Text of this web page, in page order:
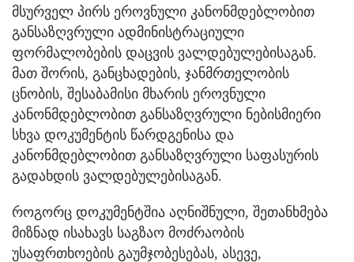
მსურველ პირს ეროვნული კანონმდებლობით
განსაზღვრული ადმინისტრაციული
ფორმალობების დაცვის ვალდებულებისაგან.
მათ შორის, განცხადების, ჯანმრთელობის
ცნობის, შესაბამისი მხარის ეროვნული
კანონმდებლობით განსაზღვრული ნებისმიერი
სხვა დოკუმენტის წარდგენისა და
კანონმდებლობით განსაზღვრული საფასურის
გადახდის ვალდებულებისაგან.
როგორც დოკუმენტშია აღნიშნული, შეთანხმება
მიზნად ისახავს საგზაო მოძრაობის
უსაფრთხოების გაუმჯობესებას, ასევე,